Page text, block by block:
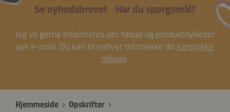
Se nyhedsbrevet Har du spørgsmål?
Jeg vil gerne informeres om tilbud og produktnyheder
per e-mail. Du kan til enhver tid trække dit samtykke
tilbage.
Hjemmeside
Opskrifter